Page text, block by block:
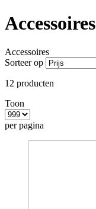
Accessoires
Accessoires
Sorteer op
12 producten
Toon
per pagina